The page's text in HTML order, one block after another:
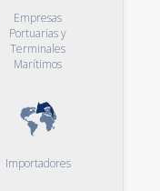
Empresas
Portuarias y
Terminales
Marítimos
Importadores